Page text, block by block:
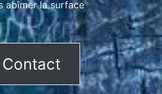
abîmer la surface
Contact